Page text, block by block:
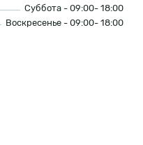
Суббота - 09:00- 18:00
Воскресенье - 09:00- 18:00